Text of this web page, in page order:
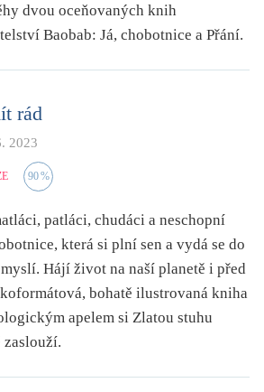
dvou oceňovaných knih
Baobab: Já, chobotnice a Přání.
rád
2023
90%
patláci, chudáci a neschopní
která si plní sen a vydá se do
Hájí život na naší planetě i před
bohatě ilustrovaná kniha
apelem si Zlatou stuhu